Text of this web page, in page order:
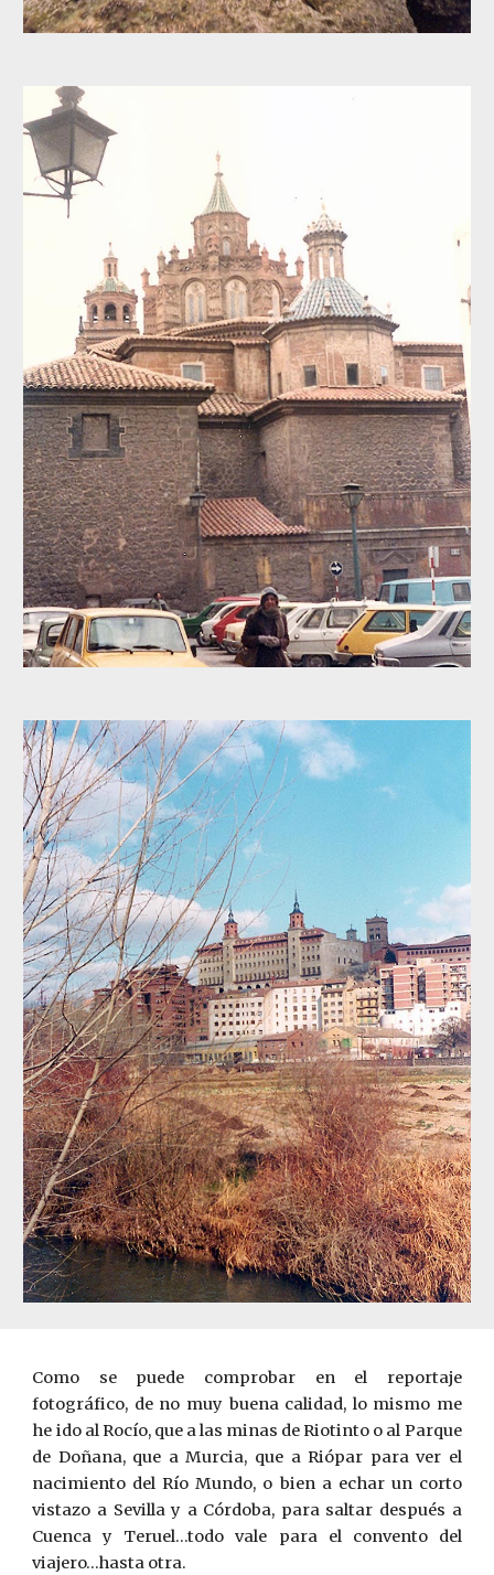
Como se puede comprobar en el reportaje
fotográfico, de no muy buena calidad, lo mismo me
he ido al Rocío, que a las minas de Riotinto o al Parque
de Doñana, que a Murcia, que a Riópar para ver el
nacimiento del Río Mundo, o bien a echar un corto
vistazo a Sevilla y a Córdoba, para saltar después a
Cuenca y Teruel…todo vale para el convento del
viajero…hasta otra.